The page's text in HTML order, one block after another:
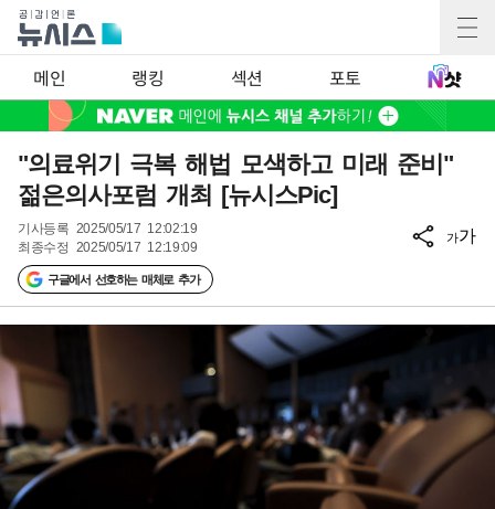
메인 랭킹 섹션 포토
"의료위기 극복 해법 모색하고 미래 준비"
젊은의사포럼 개최 [뉴시스Pic]
기사등록 2025/05/17 12:02:19
최종수정 2025/05/17 12:19:09
구글에서 선호하는 매체로 추가
가가